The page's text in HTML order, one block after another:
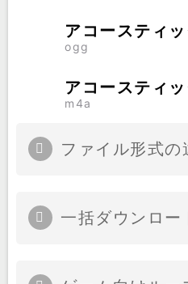
アコースティ
ogg
アコースティ
m4a
ファイル形式の
一括ダウンロー